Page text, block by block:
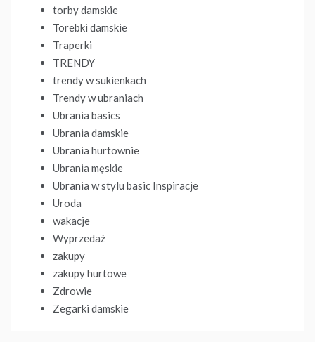
torby damskie
Torebki damskie
Traperki
TRENDY
trendy w sukienkach
Trendy w ubraniach
Ubrania basics
Ubrania damskie
Ubrania hurtownie
Ubrania męskie
Ubrania w stylu basic Inspiracje
Uroda
wakacje
Wyprzedaż
zakupy
zakupy hurtowe
Zdrowie
Zegarki damskie